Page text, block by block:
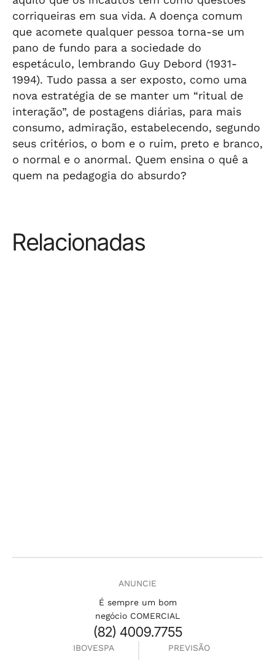
corriqueiras em sua vida. A doença comum
que acomete qualquer pessoa torna-se um
pano de fundo para a sociedade do
espetáculo, lembrando Guy Debord (1931-
1994). Tudo passa a ser exposto, como uma
nova estratégia de se manter um “ritual de
interação”, de postagens diárias, para mais
consumo, admiração, estabelecendo, segundo
seus critérios, o bom e o ruim, preto e branco,
o normal e o anormal. Quem ensina o quê a
quem na pedagogia do absurdo?
Relacionadas
ANUNCIE
É sempre um bom
negócio COMERCIAL
(82) 4009.7755
IBOVESPA
PREVISÃO